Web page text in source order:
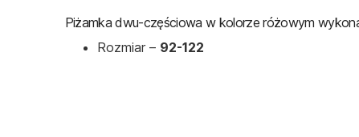
Piżamka dwu-częściowa w kolorze różowym
Rozmiar – 92-122